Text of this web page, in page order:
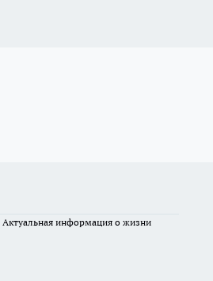
Актуальная информация о жизни